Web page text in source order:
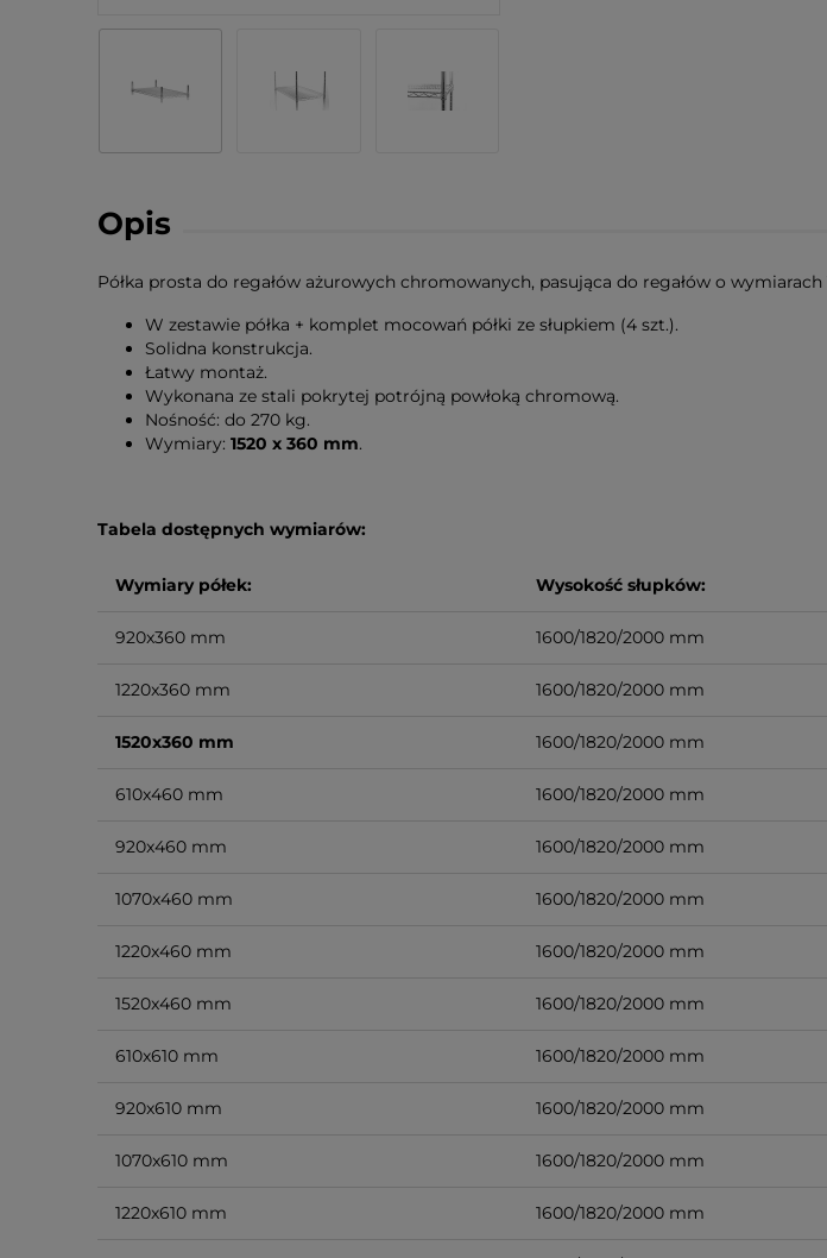
Opis
Półka prosta do regałów ażurowych chromowanych, pasująca do regałów o
W zestawie półka + komplet mocowań półki ze słupkiem (4 szt.).
Solidna konstrukcja.
Łatwy montaż.
Wykonana ze stali pokrytej potrójną powłoką chromową.
Nośność: do 270 kg.
Wymiary: 1520 x 360 mm.
Tabela dostępnych wymiarów:
Wymiary półek: Wysokość słupków:
920x360 mm 1600/1820/2000 mm
1220x360 mm 1600/1820/2000 mm
1520x360 mm 1600/1820/2000 mm
610x460 mm 1600/1820/2000 mm
920x460 mm 1600/1820/2000 mm
1070x460 mm 1600/1820/2000 mm
1220x460 mm 1600/1820/2000 mm
1520x460 mm 1600/1820/2000 mm
610x610 mm 1600/1820/2000 mm
920x610 mm 1600/1820/2000 mm
1070x610 mm 1600/1820/2000 mm
1220x610 mm 1600/1820/2000 mm